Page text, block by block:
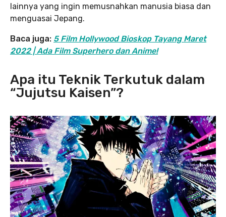
lainnya yang ingin memusnahkan manusia biasa dan
menguasai Jepang.
Baca juga: 5 Film Hollywood Bioskop Tayang Maret
2022 | Ada Film Superhero dan Anime!
Apa itu Teknik Terkutuk dalam
“Jujutsu Kaisen”?